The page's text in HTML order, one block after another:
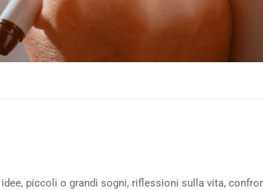
piccoli o grandi sogni, riflessioni sulla vita,